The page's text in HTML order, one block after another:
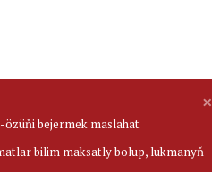
×
özüňi bejermek maslahat
bilim maksatly bolup, lukmanyň